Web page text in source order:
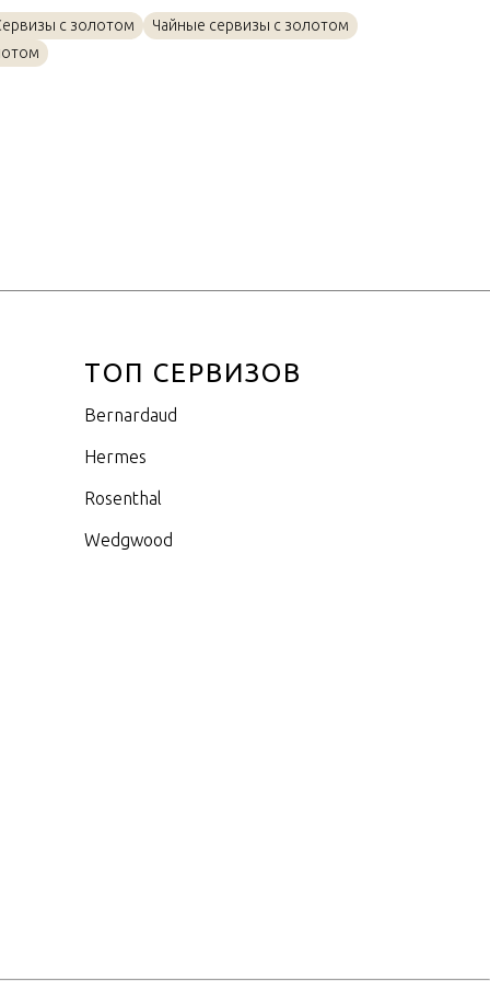
17см
с золотом
Чайные сервизы с золотом
ТОП СЕРВИЗОВ
Bernardaud
Hermes
Rosenthal
Wedgwood